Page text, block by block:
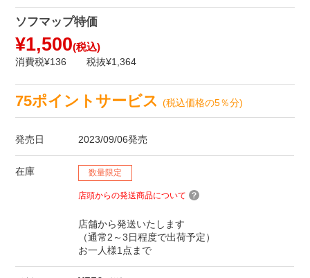
ソフマップ特価
¥1,500(税込)
消費税¥136 税抜¥1,364
75ポイントサービス(税込価格の5％分)
発売日 2023/09/06発売
在庫 数量限定
店頭からの発送商品について
店舗から発送いたします
（通常2～3日程度で出荷予定）
お一人様1点まで